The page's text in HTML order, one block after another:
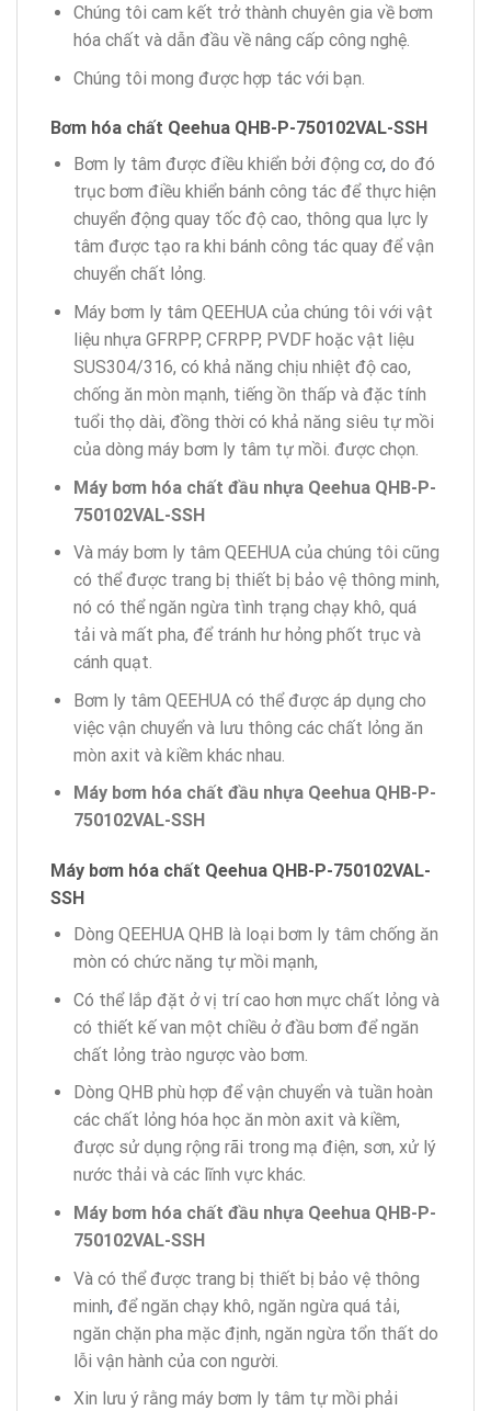
Chúng tôi cam kết trở thành chuyên gia về bơm
hóa chất và dẫn đầu về nâng cấp công nghệ.
Chúng tôi mong được hợp tác với bạn.
Bơm hóa chất Qeehua QHB-P-750102VAL-SSH
Bơm ly tâm được điều khiển bởi động cơ,do đó
trục bơm điều khiển bánh công tác để thực hiện
chuyển động quay tốc độ cao, thông qua lực ly
tâm được tạo ra khi bánh công tác quay để vận
chuyển chất lỏng.
Máy bơm ly tâm QEEHUA của chúng tôi với vật
liệu nhựa GFRPP, CFRPP, PVDF hoặc vật liệu
SUS304/316, có khả năng chịu nhiệt độ cao,
chống ăn mòn mạnh, tiếng ồn thấp và đặc tính
tuổi thọ dài, đồng thời có khả năng siêu tự mồi
của dòng máy bơm ly tâm tự mồi. được chọn.
Máy bơm hóa chất đầu nhựa QeehuaQHB-P-
750102VAL-SSH
Và máy bơm ly tâm QEEHUA của chúng tôi cũng
có thể được trang bị thiết bị bảo vệ thông minh,
nó có thể ngăn ngừa tình trạng chạy khô, quá
tải và mất pha, để tránh hư hỏng phốt trục và
cánh quạt.
Bơm ly tâm QEEHUA có thể được áp dụng cho
việc vận chuyển và lưu thông các chất lỏng ăn
mòn axit và kiềm khác nhau.
Máy bơm hóa chất đầu nhựa QeehuaQHB-P-
750102VAL-SSH
Máy bơm hóa chất Qeehua QHB-P-750102VAL-
SSH
Dòng QEEHUA QHB là loại bơm ly tâm chống ăn
mòn có chức năng tự mồi mạnh,
Có thể lắp đặt ở vị trí cao hơn mực chất lỏng và
có thiết kế van một chiều ở đầu bơm để ngăn
chất lỏng trào ngược vào bơm.
Dòng QHB phù hợp để vận chuyển và tuần hoàn
các chất lỏng hóa học ăn mòn axit và kiềm,
được sử dụng rộng rãi trong mạ điện, sơn, xử lý
nước thải và các lĩnh vực khác.
Máy bơm hóa chất đầu nhựa QeehuaQHB-P-
750102VAL-SSH
Và có thể được trang bị thiết bị bảo vệ thông
minh,để ngăn chạy khô, ngăn ngừa quá tải,
ngăn chặn pha mặc định, ngăn ngừa tổn thất do
lỗi vận hành của con người.
Xin lưu ý rằng máy bơm ly tâm tự mồi phải